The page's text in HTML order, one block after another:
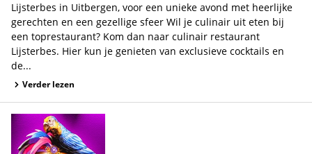
Lijsterbes in Uitbergen, voor een unieke avond met heerlijke
gerechten en een gezellige sfeer Wil je culinair uit eten bij
een toprestaurant? Kom dan naar culinair restaurant
Lijsterbes. Hier kun je genieten van exclusieve cocktails en
de...
Verder lezen